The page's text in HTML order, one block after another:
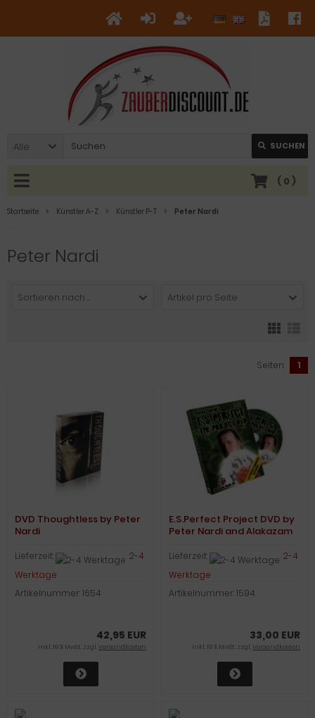
Alle SUCHEN
( 0 )
Startseite Künstler A-Z Künstler P-T Peter Nardi
Peter Nardi
Sortieren nach ... Artikel pro Seite
Seiten: 1
DVD Thoughtless by Peter
Nardi
Lieferzeit:
2-4
Werktage
Artikelnummer: 1654
42,95 EUR
inkl. 19 % MwSt. zzgl.Versandkosten
E.S.Perfect Project DVD by
Peter Nardi and Alakazam
Lieferzeit:
2-4
Werktage
Artikelnummer: 1594
33,00 EUR
inkl. 19 % MwSt. zzgl.Versandkosten